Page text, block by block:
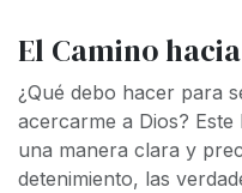
El Camino
¿Qué debo hacer para
acercarme a Dios?
una manera clara y
detenimiento, las